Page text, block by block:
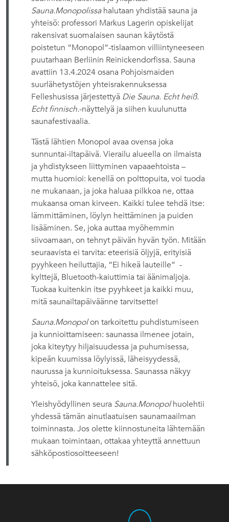
Sauna.Monopolissa halutaan yhdistää sauna ja
yhteisö: professori Markus Lagerin opiskelijat
rakensivat suomalaisen saunan käytöstä
poistetun “Monopol”-tislaamon villiintyneeseen
puutarhaan Berliinin Reinickendorfissa. Sauna
avattiin 13.4.2024 osana Pohjoismaiden
suurlähetystöjen yhteisrakennuksessa
Felleshusissa järjestettyä Die Sauna. Echt heiß.
Echt finnisch.-näyttelyä ja siihen kuulunutta
saunafestivaalia.
Tästä lähtien Monopol avaa ovensa joka
sunnuntai-iltapäivä. Vierailu alueella on ilmaista
ja yhdistykseen liittyminen vapaaehtoista –
mutta huomioi: kenellä on polttopuita, voi tuoda
ne mukanaan, ja joka haluaa pilkkoa ne, ottaa
mukaansa oman kirveen. Kaikki tulee tehdä itse:
lämmittäminen, löylyn heittäminen ja puiden
lisääminen. Se, joka auttaa myöhemmin
siivoamaan, on tehnyt päivän hyvän työn. Mitään
seuraavista ei tarvita: eteerisiä öljyjä, erityisiä
pyyhkeen heiluttajia, “Ei hikeä lauteille” -
kylttejä, Bluetooth-kaiuttimia tai äänimaljoja.
Tuokaa kuitenkin itse pyyhkeet ja kaikki muu,
mitä saunailtapäiväänne tarvitsette!
Sauna.Monopolon tarkoitettu puhdistumiseen
ja kunnioittamiseen: saunassa ilmenee jotain,
joka kiteytyy hiljaisuudessa ja puhumisessa,
kipeän kuumissa löylyissä, läheisyydessä,
naurussa ja kunnioituksessa. Saunassa näkyy
yhteisö, joka kannattelee sitä.
Yleishyödyllinen seura Sauna.Monopolhuolehtii
yhdessä tämän ainutlaatuisen saunamaailman
toiminnasta. Jos olette kiinnostuneita lähtemään
mukaan toimintaan, ottakaa yhteyttä annettuun
sähköpostiosoitteeseen!